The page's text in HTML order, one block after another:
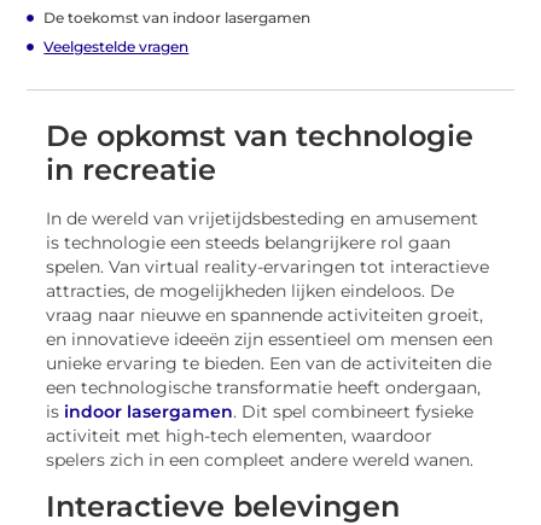
De toekomst van indoor lasergamen
Veelgestelde vragen
De opkomst van technologie
in recreatie
In de wereld van vrijetijdsbesteding en amusement
is technologie een steeds belangrijkere rol gaan
spelen. Van virtual reality-ervaringen tot interactieve
attracties, de mogelijkheden lijken eindeloos. De
vraag naar nieuwe en spannende activiteiten groeit,
en innovatieve ideeën zijn essentieel om mensen een
unieke ervaring te bieden. Een van de activiteiten die
een technologische transformatie heeft ondergaan,
is indoor lasergamen. Dit spel combineert fysieke
activiteit met high-tech elementen, waardoor
spelers zich in een compleet andere wereld wanen.
Interactieve belevingen